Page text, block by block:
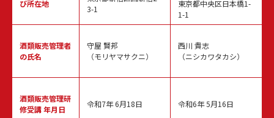
び所在地
酒類販売管理者
の氏名
酒類販売管理研
修受講 年月日
3-1
守屋 賢邦
（モリヤマサクニ）
令和7年 6月18日
東京都中央区日本橋1-
1-1
西川 貴志
（ニシカワタカシ）
令和6年 5月16日